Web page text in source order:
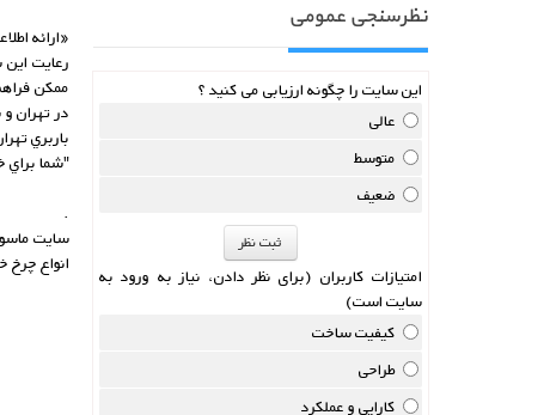
نظرسنجی عمومی
این سایت را چگونه ارزیابی می کنید ؟
عالی
متوسط
ضعیف
امتیازات کاربران (برای نظر دادن، نیاز به ورود به
سایت است)
کیفیت ساخت
طراحی
کارایی و عملکرد
«ارائه
رعايت
ممکن
در تهران
باربري
"شما براي
.
انواع